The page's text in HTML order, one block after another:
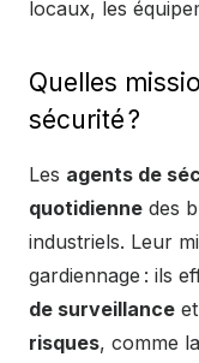
locaux, les
Quelles
sécurité ?
Les agents de
quotidienne des
industriels. Leur
gardiennage : ils
de surveillance
risques, comme la